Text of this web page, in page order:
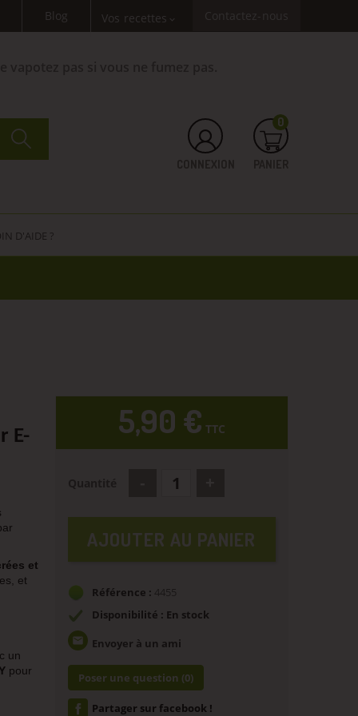
Blog Vos recettes expand_more Contactez-nous
0
D'AIDE ?
E-
et
et
un
pour
5,90 € TTC
AJOUTER AU PANIER
Référence : 4455
Disponibilité : En stock
email Envoyer à un ami
Poser une question (0)
Partager sur facebook !